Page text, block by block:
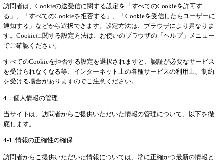
訪問者は、Cookieの送受信に関する設定を「すべてのCookieを許可す
る」、「すべてのCookieを拒否する」、「Cookieを受信したらユーザーに
通知する」などから選択できます。設定方法は、ブラウザにより異なりま
す。Cookieに関する設定方法は、お使いのブラウザの「ヘルプ」メニュー
でご確認ください。
すべてのCookieを拒否する設定を選択されますと、認証が必要なサービス
を受けられなくなる等、インターネット上の各種サービスの利用上、制約
を受ける場合がありますのでご注意ください。
4．個人情報の管理
当サイトは、訪問者からご提供いただいた情報の管理について、以下を徹
底します。
4-1. 情報の正確性の確保
訪問者からご提供いただいた情報については、常に正確かつ最新の情報と